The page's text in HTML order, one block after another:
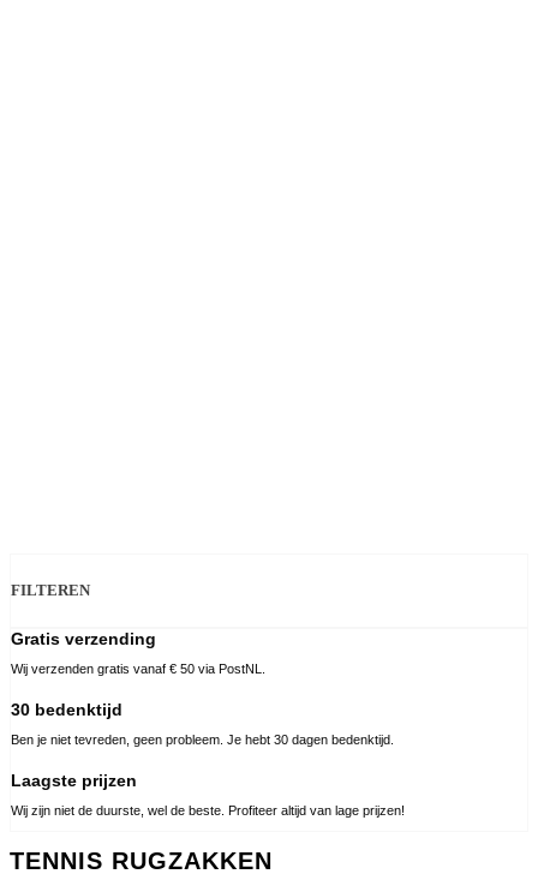
FILTEREN
Gratis verzending
Wij verzenden gratis vanaf € 50 via PostNL.
30 bedenktijd
Ben je niet tevreden, geen probleem. Je hebt 30 dagen bedenktijd.
Laagste prijzen
Wij zijn niet de duurste, wel de beste. Profiteer altijd van lage prijzen!
TENNIS RUGZAKKEN